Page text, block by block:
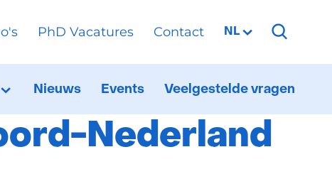
PhD Vacatures Contact
Geselecteerde
NL
Nationaal
6G
Testbed
Uitklappen
Nieuws Events Veelgestelde vragen
Nederland